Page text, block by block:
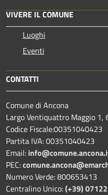
VIVERE IL COMUNE
Luoghi
Eventi
CONTATTI
Comune di Ancona
Largo Ventiquattro Maggio 1,
Codice Fiscale:00351040423
Partita IVA: 00351040423
Email:
PEC:
Numero Verde: 800653413
Centralino Unico:(+39)